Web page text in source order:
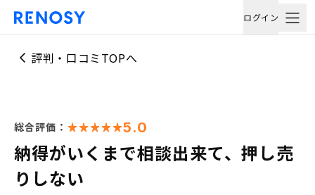
ログイン
評判・口コミTOPへ
総合評価： 5.0
納得がいくまで相談出来て、押し売
りしない